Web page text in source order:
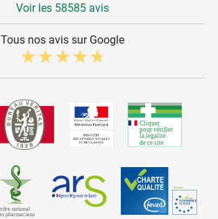
Voir les 58585 avis
Tous nos avis sur Google